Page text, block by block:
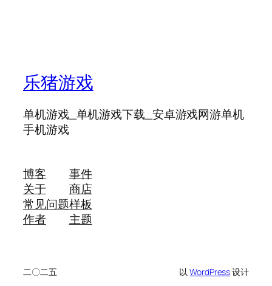
乐猪游戏
单机游戏_单机游戏下载_安卓游戏网游单机
手机游戏
博客
关于
常见问题
作者
事件
商店
样板
主题
二〇二五 以WordPress设计